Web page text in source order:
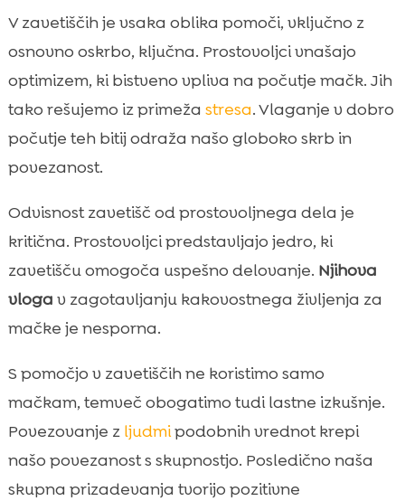
V zavetiščih je vsaka oblika pomoči, vključno z
osnovno oskrbo, ključna. Prostovoljci vnašajo
optimizem, ki bistveno vpliva na počutje mačk. Jih
tako rešujemo iz primeža stresa. Vlaganje v dobro
počutje teh bitij odraža našo globoko skrb in
povezanost.
Odvisnost zavetišč od prostovoljnega dela je
kritična. Prostovoljci predstavljajo jedro, ki
zavetišču omogoča uspešno delovanje. Njihova
vloga v zagotavljanju kakovostnega življenja za
mačke je nesporna.
S pomočjo v zavetiščih ne koristimo samo
mačkam, temveč obogatimo tudi lastne izkušnje.
Povezovanje z ljudmipodobnih vrednot krepi
našo povezanost s skupnostjo. Posledično naša
skupna prizadevanja tvorijo pozitivne